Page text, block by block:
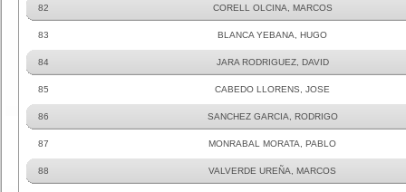
82 CORELL OLCINA, MARCOS
83 BLANCA YEBANA, HUGO
84 JARA RODRIGUEZ, DAVID
85 CABEDO LLORENS, JOSE
86 SANCHEZ GARCIA, RODRIGO
87 MONRABAL MORATA, PABLO
88 VALVERDE UREÑA, MARCOS